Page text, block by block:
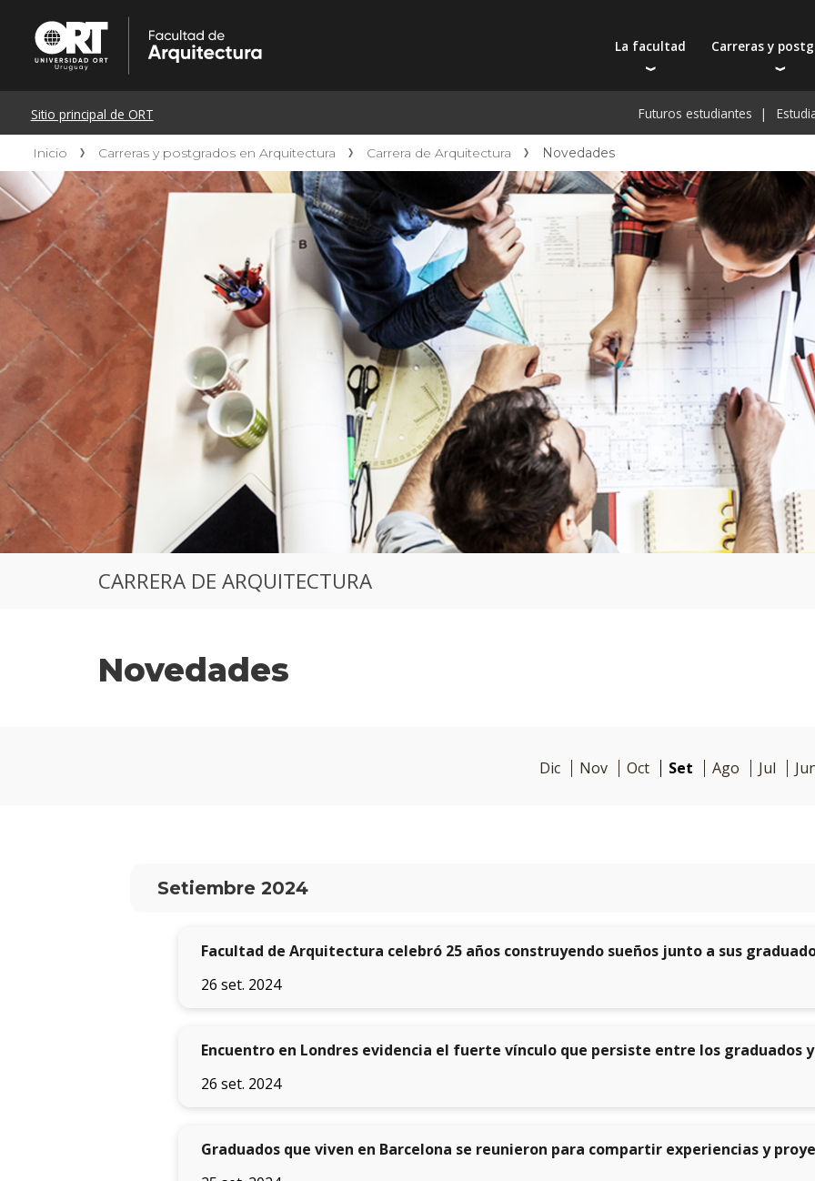
La facultad
Autoridades
Filosofía educativa
Intercambios y viajes
Recursos físicos y académicos
Investigación
Extensión
Publicaciones
Carreras y
Carreras
Tecnicaturas
Actualización
Toda la oferta
Futuros estudiantes
Inicio Carreras y postgrados en Arquitectura Carrera de Arquitectura Novedades
CARRERA DE ARQUITECTURA
Novedades
Dic Nov Oct Set Ago Jul
Setiembre 2024
Facultad de Arquitectura celebró 25 años construyendo sueños junto a sus
26 set. 2024
Encuentro en Londres evidencia el fuerte vínculo que persiste entre los graduados
26 set. 2024
Graduados que viven en Barcelona se reunieron para compartir experiencias y